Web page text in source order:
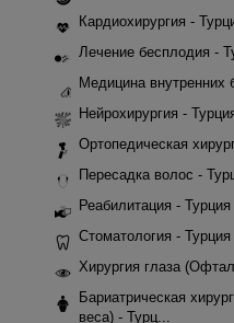
Кардиохирургия -
Лечение бесплодия -
Медицина внутренних
Нейрохирургия -
Ортопедическая
Пересадка волос -
Реабилитация - Турция
Стоматология - Турция
Хирургия глаза
Бариатрическая
веса) - Турц...